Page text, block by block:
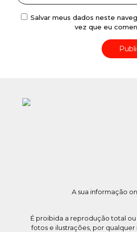
Salvar meus dados neste
vez que eu
A sua informação
É proibida a reprodução total
fotos e ilustrações, por